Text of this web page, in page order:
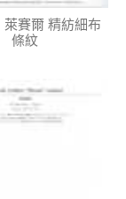
萊賽爾 精紡細布
條紋